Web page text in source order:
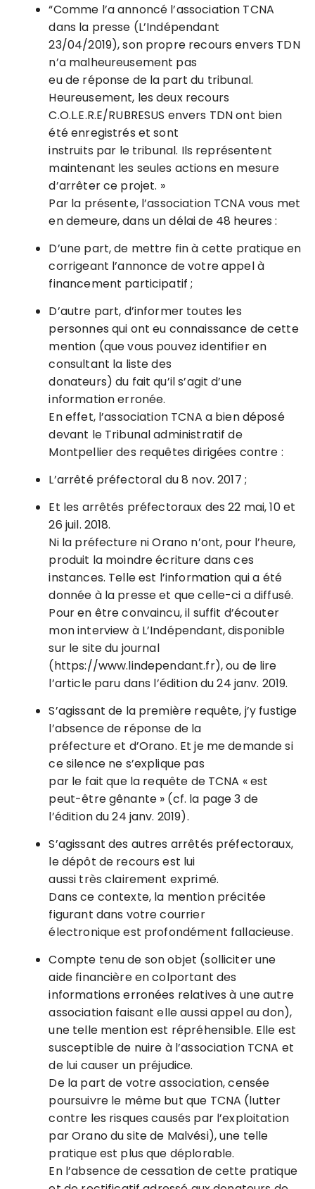
“Comme l’a annoncé l’association TCNA
dans la presse (L’Indépendant
23/04/2019), son propre recours envers TDN
n’a malheureusement pas
eu de réponse de la part du tribunal.
Heureusement, les deux recours
C.O.L.E.R.E/RUBRESUS envers TDN ont bien
été enregistrés et sont
instruits par le tribunal. Ils représentent
maintenant les seules actions en mesure
d’arrêter ce projet. »
Par la présente, l’association TCNA vous met
en demeure, dans un délai de 48 heures :
D’une part, de mettre fin à cette pratique en
corrigeant l’annonce de votre appel à
financement participatif ;
D’autre part, d’informer toutes les
personnes qui ont eu connaissance de cette
mention (que vous pouvez identifier en
consultant la liste des
donateurs) du fait qu’il s’agit d’une
information erronée.
En effet, l’association TCNA a bien déposé
devant le Tribunal administratif de
Montpellier des requêtes dirigées contre :
L’arrêté préfectoral du 8 nov. 2017 ;
Et les arrêtés préfectoraux des 22 mai, 10 et
26 juil. 2018.
Ni la préfecture ni Orano n’ont, pour l’heure,
produit la moindre écriture dans ces
instances. Telle est l’information qui a été
donnée à la presse et que celle-ci a diffusé.
Pour en être convaincu, il suffit d’écouter
mon interview à L’Indépendant, disponible
sur le site du journal
(https://www.lindependant.fr), ou de lire
l’article paru dans l’édition du 24 janv. 2019.
S’agissant de la première requête, j’y fustige
l’absence de réponse de la
préfecture et d’Orano. Et je me demande si
ce silence ne s’explique pas
par le fait que la requête de TCNA « est
peut-être gênante » (cf. la page 3 de
l’édition du 24 janv. 2019).
S’agissant des autres arrêtés préfectoraux,
le dépôt de recours est lui
aussi très clairement exprimé.
Dans ce contexte, la mention précitée
figurant dans votre courrier
électronique est profondément fallacieuse.
Compte tenu de son objet (solliciter une
aide financière en colportant des
informations erronées relatives à une autre
association faisant elle aussi appel au don),
une telle mention est répréhensible. Elle est
susceptible de nuire à l’association TCNA et
de lui causer un préjudice.
De la part de votre association, censée
poursuivre le même but que TCNA (lutter
contre les risques causés par l’exploitation
par Orano du site de Malvési), une telle
pratique est plus que déplorable.
En l’absence de cessation de cette pratique